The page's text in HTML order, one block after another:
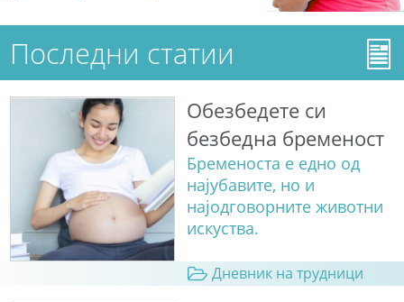
Последни статии
Обезбедете си
безбедна бременост
Бременоста е едно од
најубавите, но и
најодговорните животни
искуства.
Дневник на трудници